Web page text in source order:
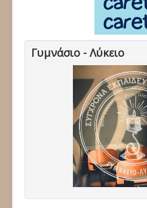
Γυμνάσιο - Λύκειο